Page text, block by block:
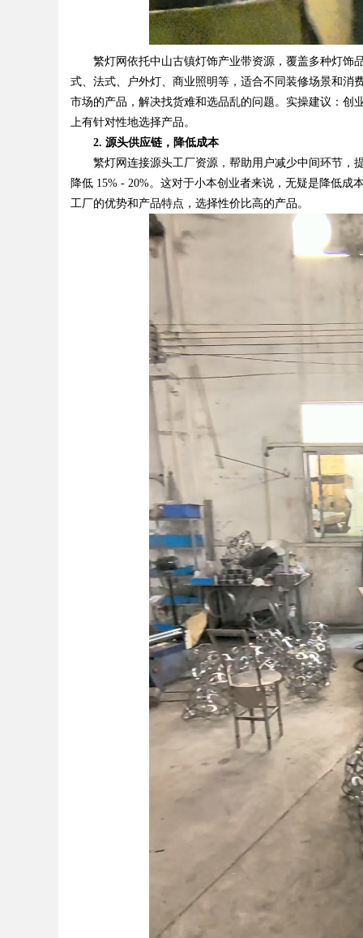
繁灯网依托中山古镇灯饰产业带资源，覆盖多种灯饰
式、法式、户外灯、商业照明等，适合不同装修场景和消
市场的产品，解决找货难和选品乱的问题。实操建议：创
上有针对性地选择产品。
2. 源头供应链，降低成本
繁灯网连接源头工厂资源，帮助用户减少中间环节，
降低 15% - 20%。这对于小本创业者来说，无疑是降低
工厂的优势和产品特点，选择性价比高的产品。